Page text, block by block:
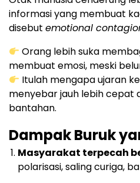
informasi yang membuat
disebut emotional
Orang lebih suka
membuat emosi, meski
Itulah mengapa ujaran
menyebar jauh lebih cepat
bantahan.
Dampak Buruk
Masyarakat terpecah
polarisasi, saling curiga,